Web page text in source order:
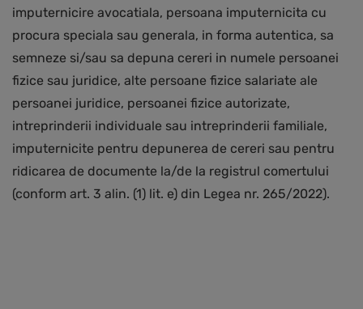
imputernicire avocatiala, persoana imputernicita cu
procura speciala sau generala, in forma autentica, sa
semneze si/sau sa depuna cereri in numele persoanei
fizice sau juridice, alte persoane fizice salariate ale
persoanei juridice, persoanei fizice autorizate,
intreprinderii individuale sau intreprinderii familiale,
imputernicite pentru depunerea de cereri sau pentru
ridicarea de documente la/de la registrul comertului
(conform art. 3 alin. (1) lit. e) din Legea nr. 265/2022).